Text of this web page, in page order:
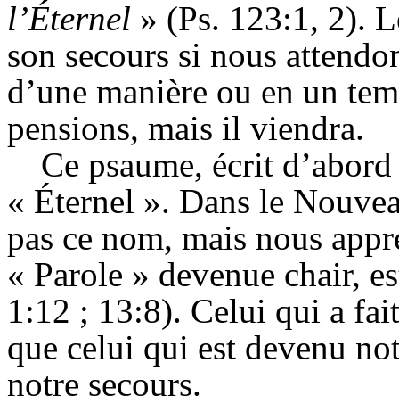
l’Éternel » (Ps. 123:1, 2).
son secours si nous
d’une manière ou en un
pensions, mais il viendra.
Ce psaume, écrit
« Éternel ». Dans le
pas ce nom, mais nous
« Parole » devenue chair,
1:12 ; 13:8). Celui qui a
que celui qui est devenu
notre secours.